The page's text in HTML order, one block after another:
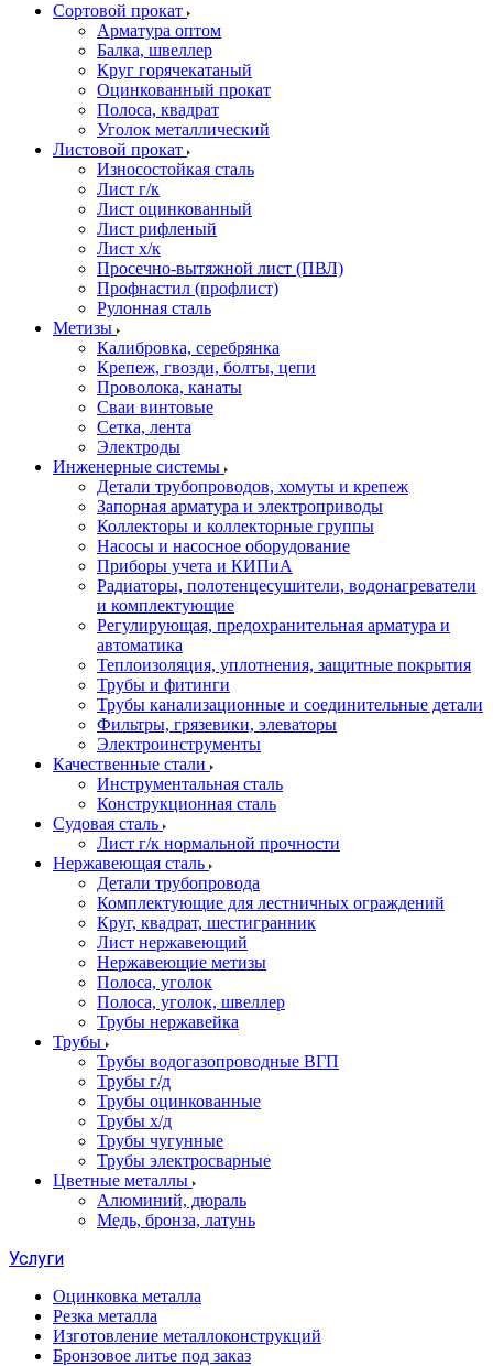
Сортовой прокат
Арматура оптом
Балка, швеллер
Круг горячекатаный
Оцинкованный прокат
Полоса, квадрат
Уголок металлический
Листовой прокат
Износостойкая сталь
Лист г/к
Лист оцинкованный
Лист рифленый
Лист х/к
Просечно-вытяжной лист (ПВЛ)
Профнастил (профлист)
Рулонная сталь
Метизы
Калибровка, серебрянка
Крепеж, гвозди, болты, цепи
Проволока, канаты
Сваи винтовые
Сетка, лента
Электроды
Инженерные системы
Детали трубопроводов, хомуты и крепеж
Запорная арматура и электроприводы
Коллекторы и коллекторные группы
Насосы и насосное оборудование
Приборы учета и КИПиА
Радиаторы, полотенцесушители, водонагреватели
и комплектующие
Регулирующая, предохранительная арматура и
автоматика
Теплоизоляция, уплотнения, защитные покрытия
Трубы и фитинги
Трубы канализационные и соединительные детали
Фильтры, грязевики, элеваторы
Электроинструменты
Качественные стали
Инструментальная сталь
Конструкционная сталь
Судовая сталь
Лист г/к нормальной прочности
Нержавеющая сталь
Детали трубопровода
Комплектующие для лестничных ограждений
Круг, квадрат, шестигранник
Лист нержавеющий
Нержавеющие метизы
Полоса, уголок
Полоса, уголок, швеллер
Трубы нержавейка
Трубы
Трубы водогазопроводные ВГП
Трубы г/д
Трубы оцинкованные
Трубы х/д
Трубы чугунные
Трубы электросварные
Цветные металлы
Алюминий, дюраль
Медь, бронза, латунь
Услуги
Оцинковка металла
Резка металла
Изготовление металлоконструкций
Бронзовое литье под заказ